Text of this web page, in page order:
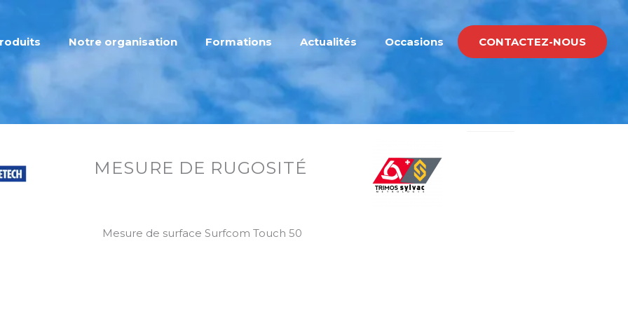
Notre organisation Formations Actualités Occasions CONTACTEZ-NOUS
MESURE DE RUGOSITÉ
Mesure de surface Surfcom Touch 50